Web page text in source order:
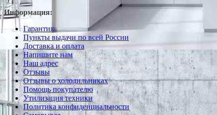
Информация:
Гарантия
Пункты выдачи по всей России
Доставка и оплата
Напишите нам
Наш адрес
Отзывы
Отзывы о холодильниках
Помощь покупателю
Утилизация техники
Политика конфиденциальности